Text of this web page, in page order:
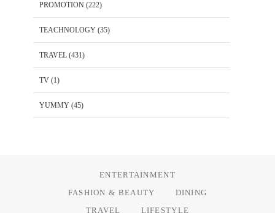
PROMOTION (222)
TEACHNOLOGY (35)
TRAVEL (431)
TV (1)
YUMMY (45)
ENTERTAINMENT
FASHION & BEAUTY
DINING
TRAVEL
LIFESTYLE